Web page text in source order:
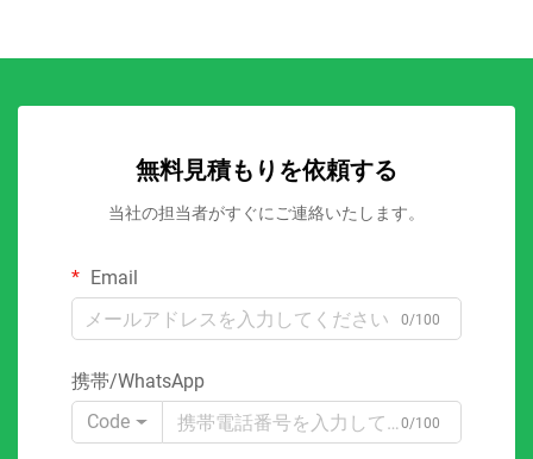
無料見積もりを依頼する
当社の担当者がすぐにご連絡いたします。
Email
0/100
携帯/WhatsApp
Code
0/100